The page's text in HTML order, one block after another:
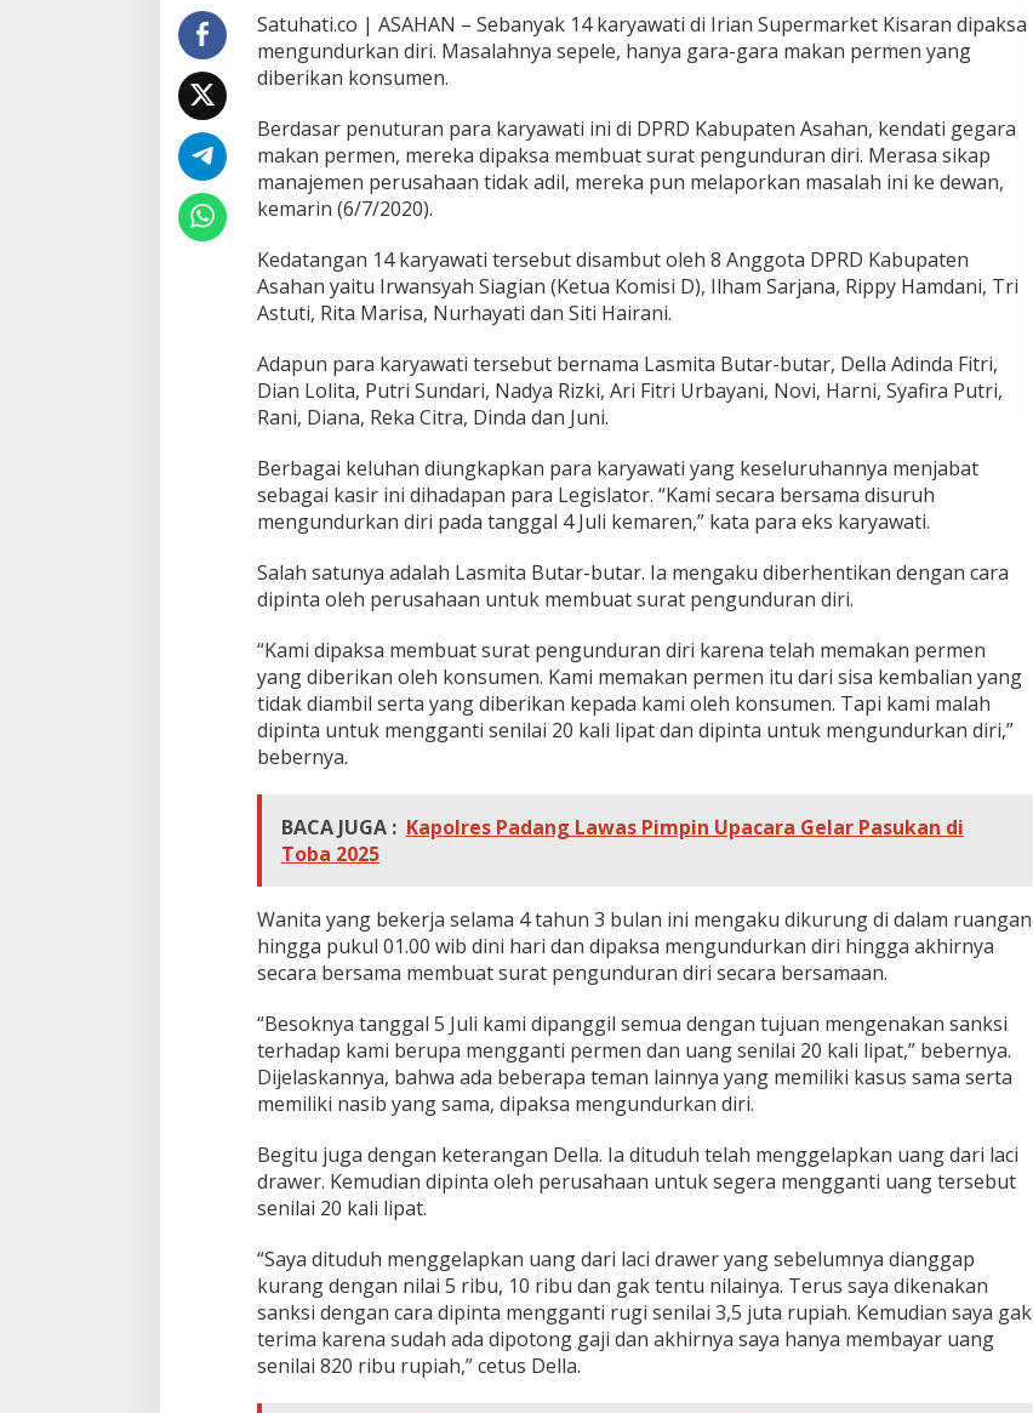
r
e
n
1
4
a
r
a
w
a
n
i
a
u
p
e
m
a
r
e
t
D
i
p
a
a
M
e
g
u
n
d
r
k
a
n
D
r
Satuhati.co | ASAHAN – Sebanyak 14 karyawati di Irian Supermarket Kisaran dipaksa
mengundurkan diri. Masalahnya sepele, hanya gara-gara makan permen yang
diberikan konsumen.
Berdasar penuturan para karyawati ini di DPRD Kabupaten Asahan, kendati gegara
makan permen, mereka dipaksa membuat surat pengunduran diri. Merasa sikap
manajemen perusahaan tidak adil, mereka pun melaporkan masalah ini ke dewan,
kemarin (6/7/2020).
Kedatangan 14 karyawati tersebut disambut oleh 8 Anggota DPRD Kabupaten
Asahan yaitu Irwansyah Siagian (Ketua Komisi D), Ilham Sarjana, Rippy Hamdani, Tri
Astuti, Rita Marisa, Nurhayati dan Siti Hairani.
Adapun para karyawati tersebut bernama Lasmita Butar-butar, Della Adinda Fitri,
Dian Lolita, Putri Sundari, Nadya Rizki, Ari Fitri Urbayani, Novi, Harni, Syafira Putri,
Rani, Diana, Reka Citra, Dinda dan Juni.
Berbagai keluhan diungkapkan para karyawati yang keseluruhannya menjabat
sebagai kasir ini dihadapan para Legislator. “Kami secara bersama disuruh
mengundurkan diri pada tanggal 4 Juli kemaren,” kata para eks karyawati.
Salah satunya adalah Lasmita Butar-butar. Ia mengaku diberhentikan dengan cara
dipinta oleh perusahaan untuk membuat surat pengunduran diri.
“Kami dipaksa membuat surat pengunduran diri karena telah memakan permen
yang diberikan oleh konsumen. Kami memakan permen itu dari sisa kembalian yang
tidak diambil serta yang diberikan kepada kami oleh konsumen. Tapi kami malah
dipinta untuk mengganti senilai 20 kali lipat dan dipinta untuk mengundurkan diri,”
bebernya.
BACA JUGA : Kapolres Padang Lawas Pimpin Upacara Gelar Pasukan di
Toba 2025
Wanita yang bekerja selama 4 tahun 3 bulan ini mengaku dikurung di dalam ruangan
hingga pukul 01.00 wib dini hari dan dipaksa mengundurkan diri hingga akhirnya
secara bersama membuat surat pengunduran diri secara bersamaan.
“Besoknya tanggal 5 Juli kami dipanggil semua dengan tujuan mengenakan sanksi
terhadap kami berupa mengganti permen dan uang senilai 20 kali lipat,” bebernya.
Dijelaskannya, bahwa ada beberapa teman lainnya yang memiliki kasus sama serta
memiliki nasib yang sama, dipaksa mengundurkan diri.
Begitu juga dengan keterangan Della. Ia dituduh telah menggelapkan uang dari laci
drawer. Kemudian dipinta oleh perusahaan untuk segera mengganti uang tersebut
senilai 20 kali lipat.
“Saya dituduh menggelapkan uang dari laci drawer yang sebelumnya dianggap
kurang dengan nilai 5 ribu, 10 ribu dan gak tentu nilainya. Terus saya dikenakan
sanksi dengan cara dipinta mengganti rugi senilai 3,5 juta rupiah. Kemudian saya gak
terima karena sudah ada dipotong gaji dan akhirnya saya hanya membayar uang
senilai 820 ribu rupiah,” cetus Della.